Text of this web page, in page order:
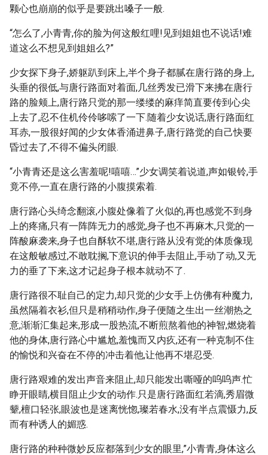
颗心也崩崩的似乎是要跳出嗓子一般.
“怎么了,小青青,你的脸为何这般红哩!见到姐姐也不说话!难
道这么不想见到姐姐么?”
少女探下身子,娇躯趴到床上,半个身子都腻在唐行路的身上,
头垂的很低,与唐行路面对着面,几丝秀发已滑下来拂在唐行
路的脸颊上,唐行路只觉的那一缕缕的麻痒简直要传到心尖
上去了,忍不住机伶伶哆嗦了一下.随着少女说话,唐行路面红
耳赤,一股很好闻的少女体香涌进鼻子,唐行路觉的自己快要
昏过去了,不得不偏头闭眼.
“小青青还是这么害羞呢!嘻嘻…”少女调笑着说道,声如银铃,手
竟不停,一直在唐行路的小腹摸索着.
唐行路心头绮念翻滚,小腹处像着了火似的,再也感觉不到身
上的疼痛,只有一阵阵无力的感觉,身子也不再麻木,只觉的一
阵酸麻袭来,身子也自酥软不堪,唐行路从没有觉的体质像现
在这般敏感过,不敢耽搁,下意识的伸手去阻止,手动了动,又无
力的垂了下来,这才记起身子根本就动不了.
唐行路很不耻自己的定力,却只觉的少女手上仿佛有种魔力,
虽然隔着衣衫,但只是稍稍动作,身子便随之生出一丝潮热之
意,渐渐汇集起来,形成一股热流,不断煎熬着他的神智,燃烧着
他的身体,唐行路心中尴尬,羞愧而又内疚,还有一种克制不住
的愉悦和兴奋在不停的冲击着他,让他再不堪忍受.
唐行路艰难的发出声音来阻止,却只能发出嘶哑的呜呜声.忙
睁开眼睛,横目阻止少女的动作.只是唐行路面红若滴,秀眉微
颦,檀口轻张,眼波也是迷离恍惚,璨若春水,没有半点震慑力,反
而有种诱人的媚惑.
唐行路的种种微妙反应都落到少女的眼里,”小青青,身体这么